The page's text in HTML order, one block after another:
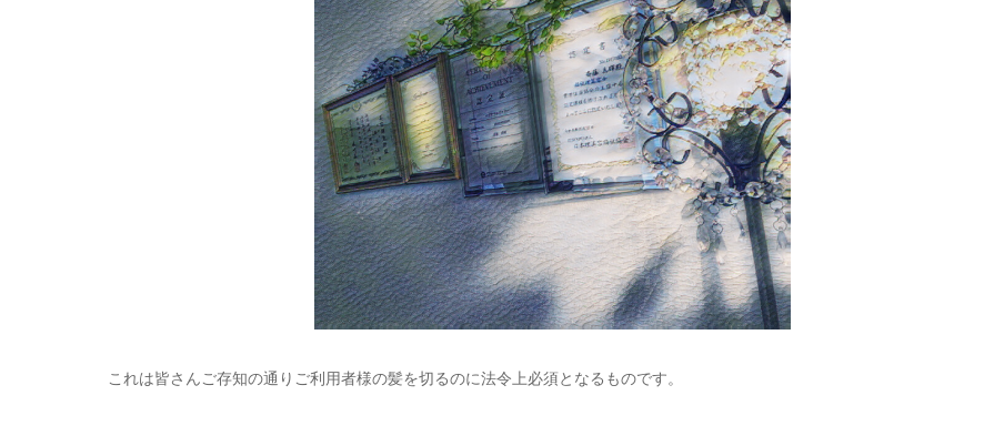
これは皆さんご存知の通りご利用者様の髪を切るのに法令上必須となるものです。